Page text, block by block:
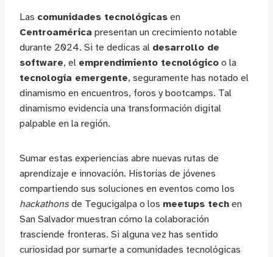
Las comunidades tecnológicas en
Centroamérica presentan un crecimiento notable
durante 2024. Si te dedicas al desarrollo de
software, el emprendimiento tecnológico o la
tecnología emergente, seguramente has notado el
dinamismo en encuentros, foros y bootcamps. Tal
dinamismo evidencia una transformación digital
palpable en la región.
Sumar estas experiencias abre nuevas rutas de
aprendizaje e innovación. Historias de jóvenes
compartiendo sus soluciones en eventos como los
hackathonsde Tegucigalpa o los meetups tech en
San Salvador muestran cómo la colaboración
trasciende fronteras. Si alguna vez has sentido
curiosidad por sumarte a comunidades tecnológicas